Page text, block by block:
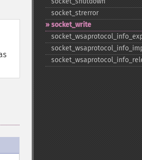
socket_​strerror
socket_​write